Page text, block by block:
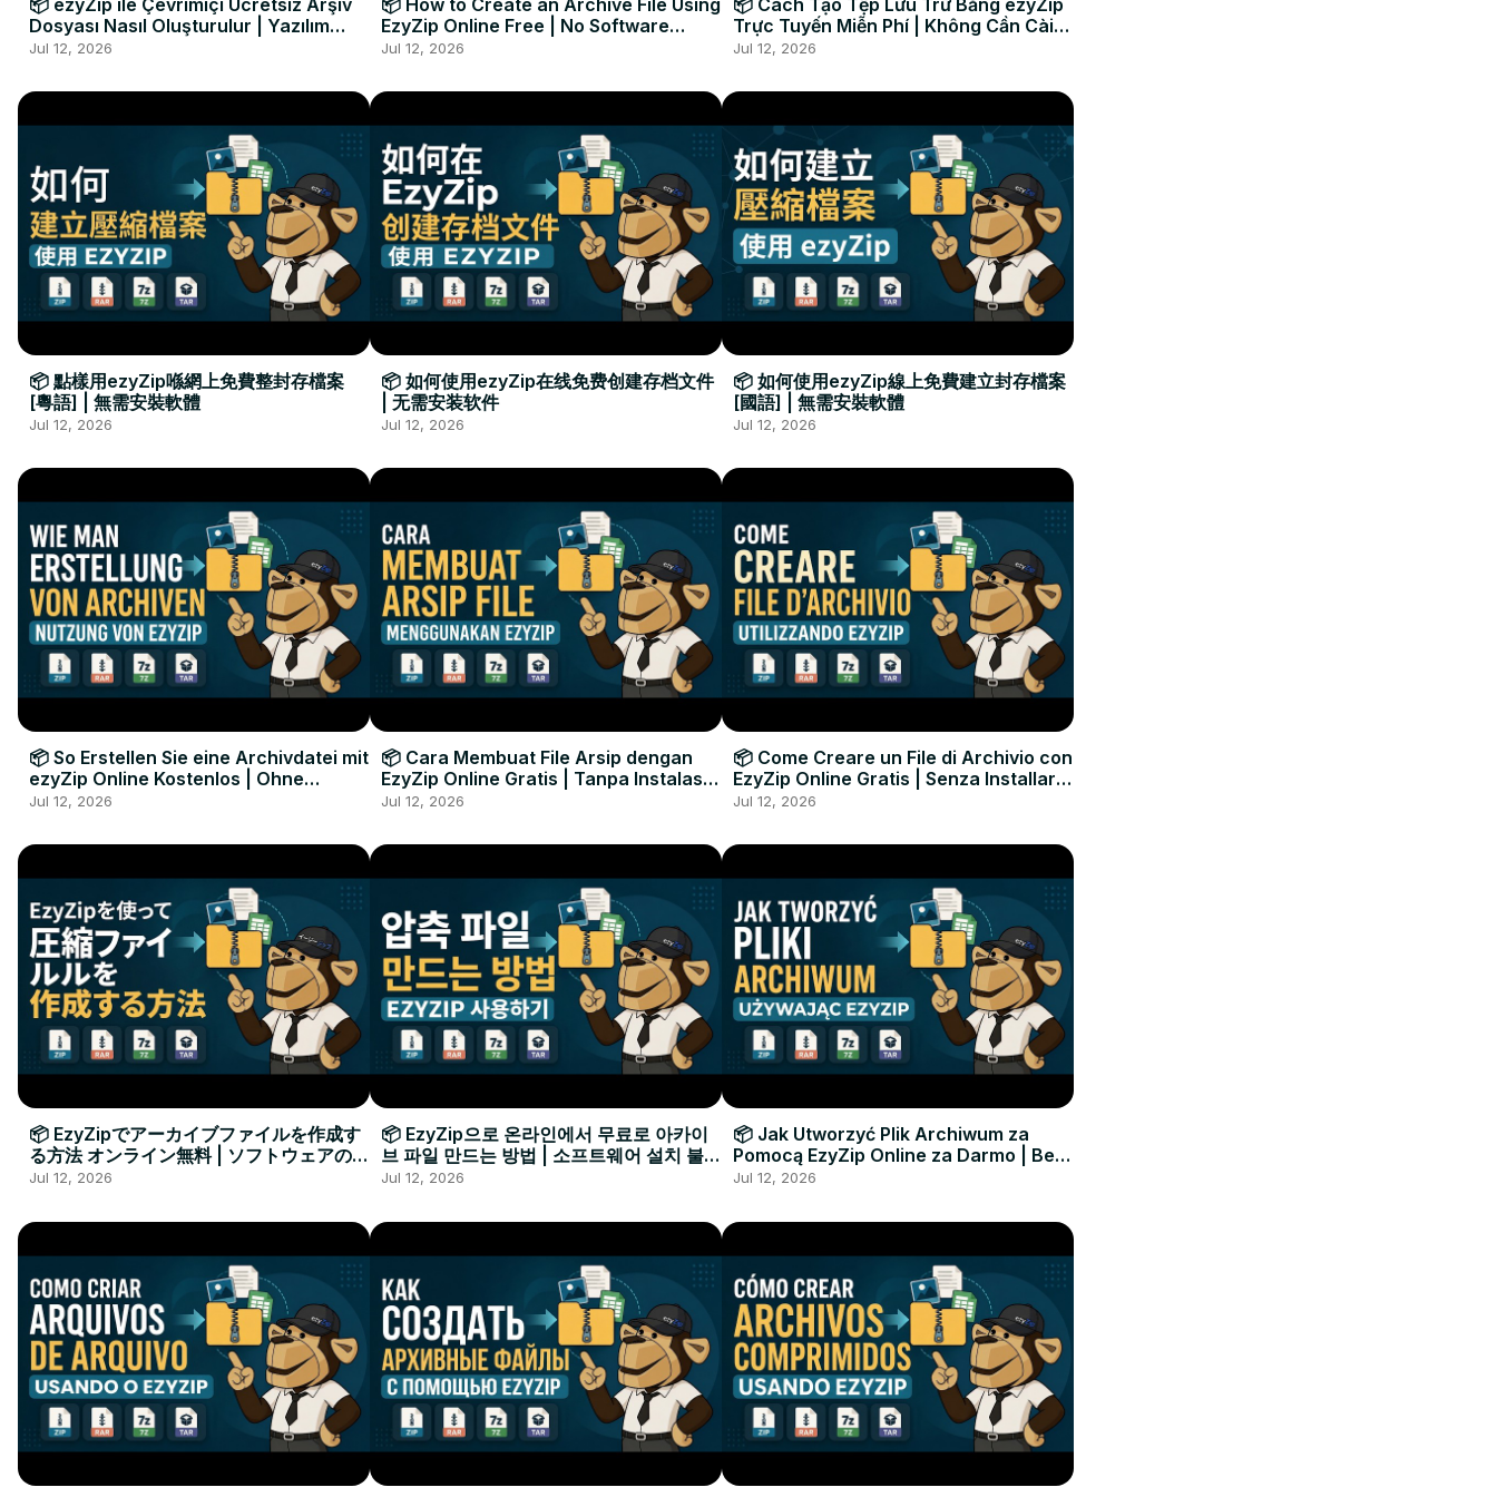
Dosyası Nasıl Oluşturulur | Yazılım
Kurulumu Gerekmez
Jul 12, 2026
EzyZip Online Free | No Software
Installation Required
Jul 12, 2026
Trực Tuyến Miễn Phí | Không Cần Cài
Đặt Phần Mềm
Jul 12, 2026
📦 點樣用ezyZip喺網上免費整封存檔案
[粵語] | 無需安裝軟體
Jul 12, 2026
📦 如何使用ezyZip在线免费创建存档文件
| 无需安装软件
Jul 12, 2026
📦 如何使用ezyZip線上免費建立封存檔案
[國語] | 無需安裝軟體
Jul 12, 2026
📦 So Erstellen Sie eine Archivdatei mit
ezyZip Online Kostenlos | Ohne
Softwareinstallation
Jul 12, 2026
📦 Cara Membuat File Arsip dengan
EzyZip Online Gratis | Tanpa Instalasi
Perangkat Lunak
Jul 12, 2026
📦 Come Creare un File di Archivio con
EzyZip Online Gratis | Senza Installare
Software
Jul 12, 2026
📦 EzyZipでアーカイブファイルを作成す
る方法 オンライン無料 | ソフトウェアのイ
ンストール不要
Jul 12, 2026
📦 EzyZip으로 온라인에서 무료로 아카이
브 파일 만드는 방법 | 소프트웨어 설치 불필
요
Jul 12, 2026
📦 Jak Utworzyć Plik Archiwum za
Pomocą EzyZip Online za Darmo | Bez
Instalacji Oprogramowania
Jul 12, 2026